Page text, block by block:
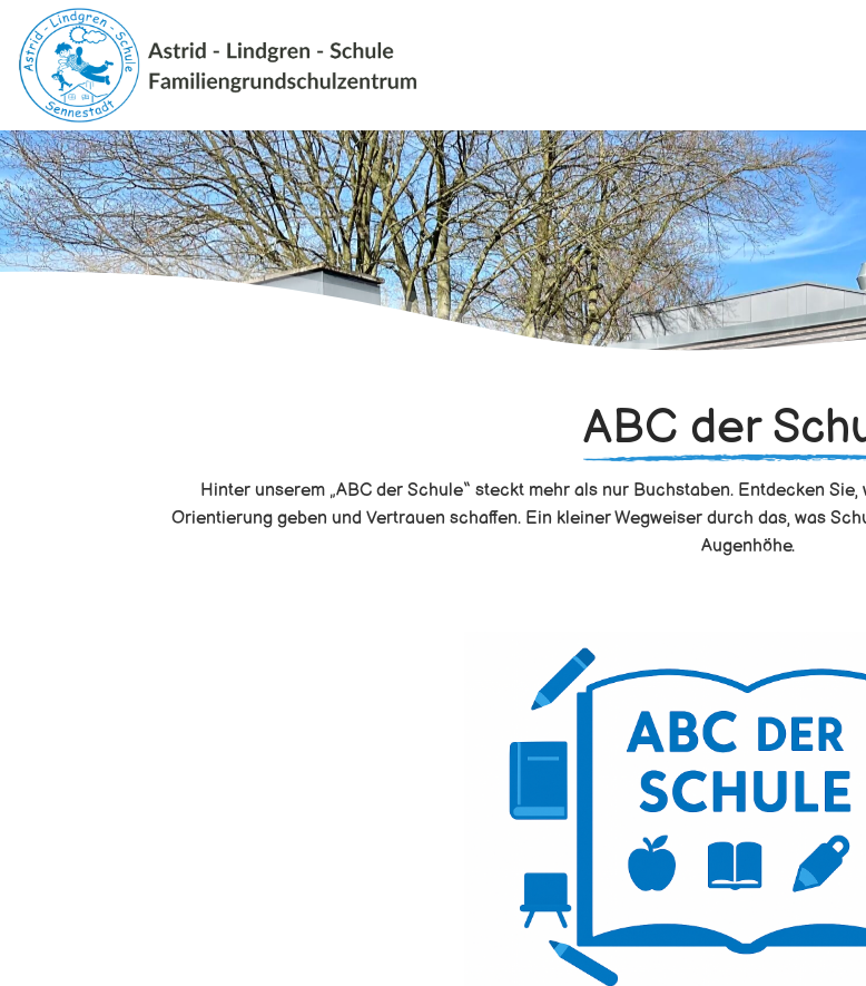
Inhalt
springen
ABC der
Hinter unserem „ABC der Schule“ steckt mehr als nur Buchstaben. Entdecken
Orientierung geben und Vertrauen schaffen. Ein kleiner Wegweiser durch das, was
Augenhöhe.